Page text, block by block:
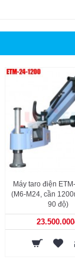
Máy taro điện
(M6-M24, cần
90 độ)